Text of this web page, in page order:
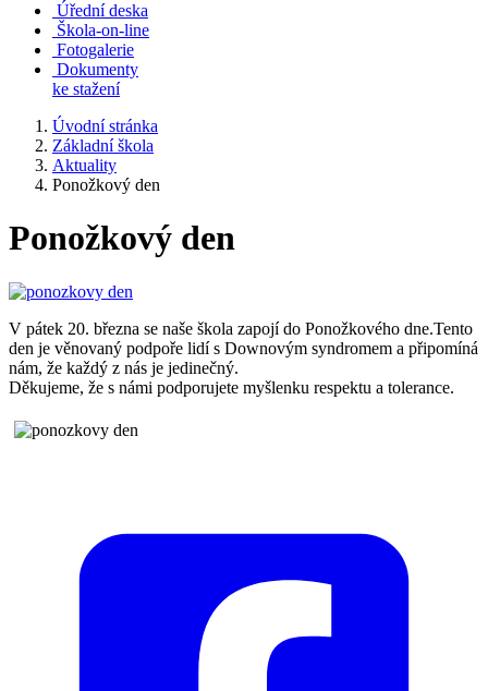
Úřední deska
Škola-on-line
Fotogalerie
Dokumenty
ke stažení
Úvodní stránka
Základní škola
Aktuality
Ponožkový den
Ponožkový den
V pátek 20. března se naše škola zapojí do Ponožkového dne.Tento
den je věnovaný podpoře lidí s Downovým syndromem a připomíná
nám, že každý z nás je jedinečný.
Děkujeme, že s námi podporujete myšlenku respektu a tolerance.